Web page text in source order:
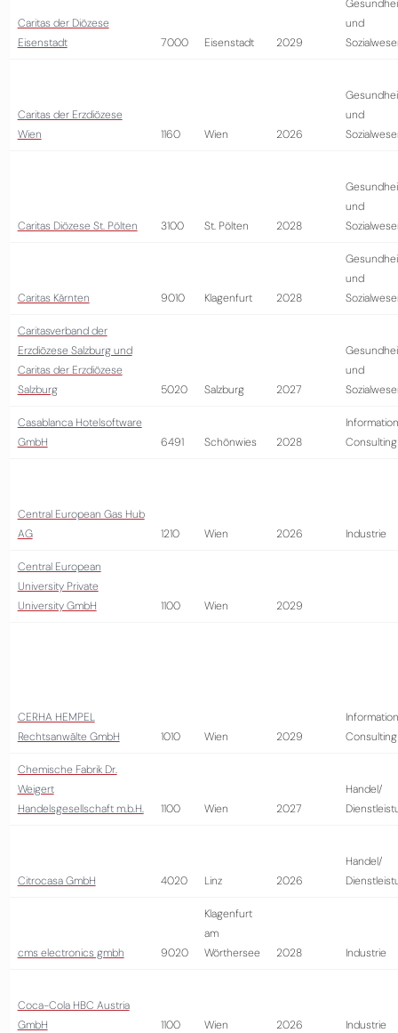
Caritas der Diözese
Eisenstadt
7000 Eisenstadt 2029
und
Caritas der Erzdiözese
Wien
1160 Wien 2026
und
Caritas Diözese St. Pölten 3100 St. Pölten 2028
und
Caritas Kärnten 9010 Klagenfurt 2028
und
Caritasverband der
Erzdiözese Salzburg und
Caritas der Erzdiözese
Salzburg
5020 Salzburg 2027
und
Casablanca Hotelsoftware
GmbH
6491 Schönwies 2028
Consulting
Central European Gas Hub
AG
1210 Wien 2026 Industrie
Central European
University Private
University GmbH
1100 Wien 2029
CERHA HEMPEL
Rechtsanwälte GmbH
1010 Wien 2029
Consulting
Chemische Fabrik Dr.
Weigert
Handelsgesellschaft m.b.H.
1100 Wien 2027
Handel/
Citrocasa GmbH 4020 Linz 2026
Handel/
cms electronics gmbh 9020
Klagenfurt
am
Wörthersee
2028 Industrie
Coca-Cola HBC Austria
GmbH
1100 Wien 2026 Industrie